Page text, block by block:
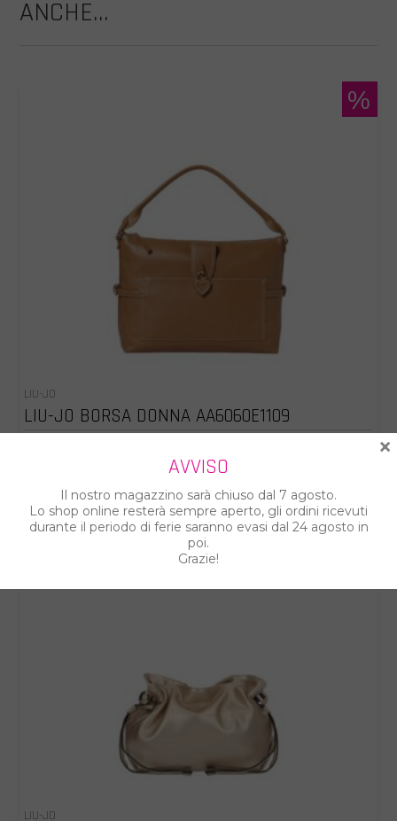
ANCHE...
LIU-JO
LIU-JO BORSA DONNA AA6060E1109
%
LIU-JO
AVVISO
Il nostro magazzino sarà chiuso dal 7 agosto.
Lo shop online resterà sempre aperto, gli ordini ricevuti
durante il periodo di ferie saranno evasi dal 24 agosto in
poi.
Grazie!
×